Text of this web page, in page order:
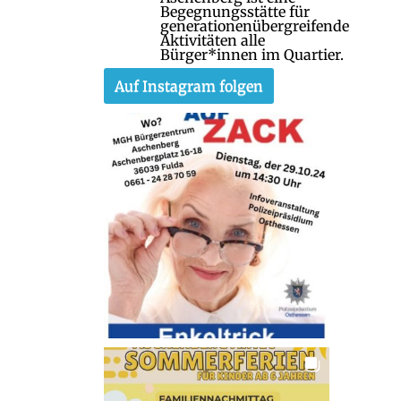
Begegnungsstätte für
generationenübergreifende
Aktivitäten alle
Bürger*innen im Quartier.
Auf Instagram folgen